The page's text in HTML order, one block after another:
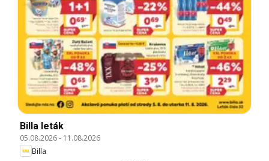
Billa leták
05.08.2026- 11.08.2026
Billa